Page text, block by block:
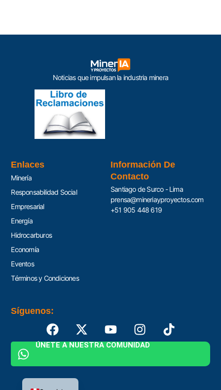
Noticias que impulsan la industria minera
Enlaces
Minería
Responsabilidad Social
Empresarial
Energía
Hidrocarburos
Economía
Eventos
Términos y Condiciones
Información De
Contacto
Santiago de Surco - Lima
prensa@mineriayproyectos.com
+51 905 448 619
Síguenos:
ÚNETE A NUESTRA COMUNIDAD